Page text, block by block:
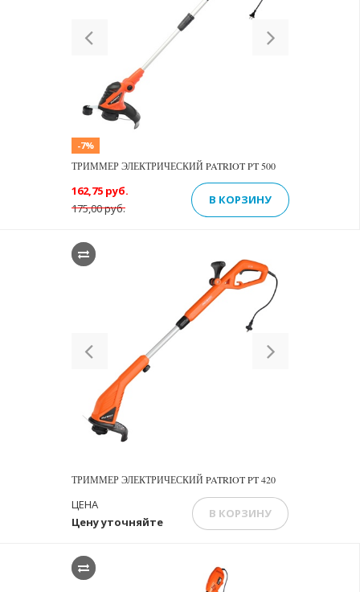
Previous
-7%
ТРИММЕР ЭЛЕКТРИЧЕСКИЙ PATRIOT PT 500
175,00 руб.
162,75 руб.
В КОРЗИНУ
ТРИММЕР ЭЛЕКТРИЧЕСКИЙ PATRIOT PT 420
Цену уточняйте
ЦЕНА
В КОРЗИНУ